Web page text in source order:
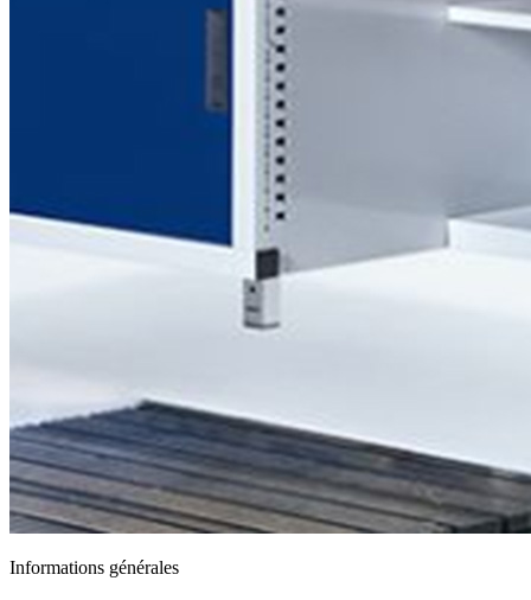
Informations générales